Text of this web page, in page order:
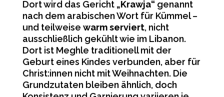
Dort wird das Gericht „Krawja“ genannt
nach dem arabischen Wort für Kümmel –
und teilweise warm serviert, nicht
ausschließlich gekühlt wie im Libanon.
Dort ist Meghle traditionell mit der
Geburt eines Kindes verbunden, aber für
Christ:innen nicht mit Weihnachten. Die
Grundzutaten bleiben ähnlich, doch